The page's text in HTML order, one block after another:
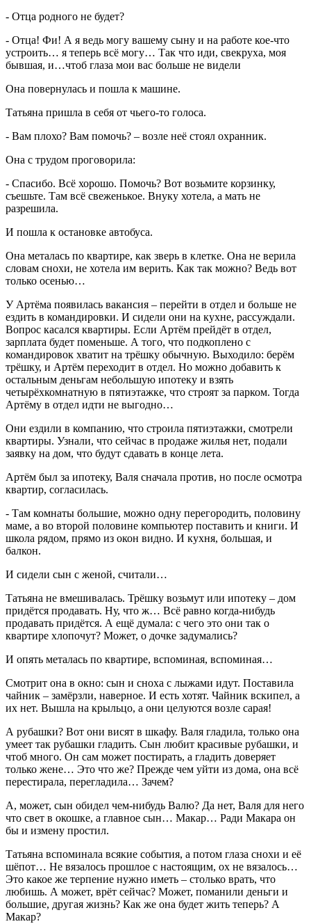
- Отца родного не будет?
- Отца! Фи! А я ведь могу вашему сыну и на работе кое-что
устроить… я теперь всё могу… Так что иди, свекруха, моя
бывшая, и…чтоб глаза мои вас больше не видели
Она повернулась и пошла к машине.
Татьяна пришла в себя от чьего-то голоса.
- Вам плохо? Вам помочь? – возле неё стоял охранник.
Она с трудом проговорила:
- Спасибо. Всё хорошо. Помочь? Вот возьмите корзинку,
съешьте. Там всё свеженькое. Внуку хотела, а мать не
разрешила.
И пошла к остановке автобуса.
Она металась по квартире, как зверь в клетке. Она не верила
словам снохи, не хотела им верить. Как так можно? Ведь вот
только осенью…
У Артёма появилась вакансия – перейти в отдел и больше не
ездить в командировки. И сидели они на кухне, рассуждали.
Вопрос касался квартиры. Если Артём прейдёт в отдел,
зарплата будет поменьше. А того, что подкоплено с
командировок хватит на трёшку обычную. Выходило: берём
трёшку, и Артём переходит в отдел. Но можно добавить к
остальным деньгам небольшую ипотеку и взять
четырёхкомнатную в пятиэтажке, что строят за парком. Тогда
Артёму в отдел идти не выгодно…
Они ездили в компанию, что строила пятиэтажки, смотрели
квартиры. Узнали, что сейчас в продаже жилья нет, подали
заявку на дом, что будут сдавать в конце лета.
Артём был за ипотеку, Валя сначала против, но после осмотра
квартир, согласилась.
- Там комнаты большие, можно одну перегородить, половину
маме, а во второй половине компьютер поставить и книги. И
школа рядом, прямо из окон видно. И кухня, большая, и
балкон.
И сидели сын с женой, считали…
Татьяна не вмешивалась. Трёшку возьмут или ипотеку – дом
придётся продавать. Ну, что ж… Всё равно когда-нибудь
продавать придётся. А ещё думала: с чего это они так о
квартире хлопочут? Может, о дочке задумались?
И опять металась по квартире, вспоминая, вспоминая…
Смотрит она в окно: сын и сноха с лыжами идут. Поставила
чайник – замёрзли, наверное. И есть хотят. Чайник вскипел, а
их нет. Вышла на крыльцо, а они целуются возле сарая!
А рубашки? Вот они висят в шкафу. Валя гладила, только она
умеет так рубашки гладить. Сын любит красивые рубашки, и
чтоб много. Он сам может постирать, а гладить доверяет
только жене… Это что же? Прежде чем уйти из дома, она всё
перестирала, перегладила… Зачем?
А, может, сын обидел чем-нибудь Валю? Да нет, Валя для него
что свет в окошке, а главное сын… Макар… Ради Макара он
бы и измену простил.
Татьяна вспоминала всякие события, а потом глаза снохи и её
шёпот… Не вязалось прошлое с настоящим, ох не вязалось…
Это какое же терпение нужно иметь – столько врать, что
любишь. А может, врёт сейчас? Может, поманили деньги и
большие, другая жизнь? Как же она будет жить теперь? А
Макар?